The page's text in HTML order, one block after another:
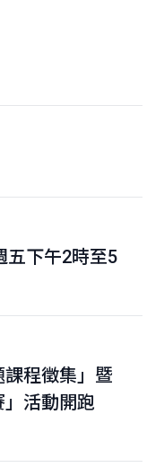
五下午2時至5
課程徵集」暨
」活動開跑